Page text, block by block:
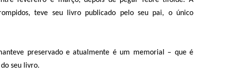
teve seu livro publicado pelo seu pai, o único
preservado e atualmente é um memorial – que é
seu livro.